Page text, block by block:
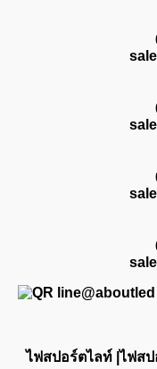
ไฟสปอร์ตไลท์ |ไฟส